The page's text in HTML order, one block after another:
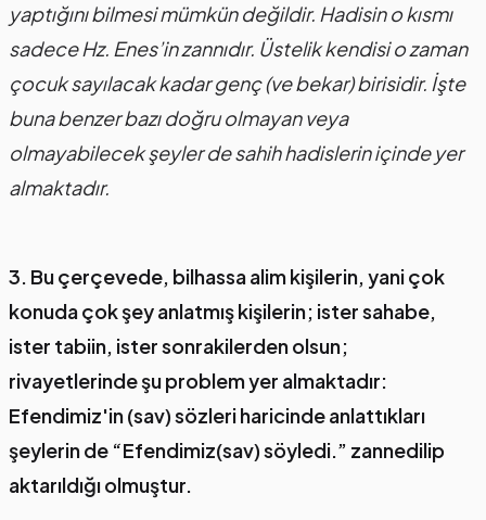
yaptığını bilmesi mümkün değildir. Hadisin o kısmı
sadece Hz. Enes’in zannıdır. Üstelik kendisi o zaman
çocuk sayılacak kadar genç (ve bekar) birisidir. İşte
buna benzer bazı doğru olmayan veya
olmayabilecek şeyler de sahih hadislerin içinde yer
almaktadır.
3. Bu çerçevede, bilhassa alim kişilerin, yani çok
konuda çok şey anlatmış kişilerin; ister sahabe,
ister tabiin, ister sonrakilerden olsun;
rivayetlerinde şu problem yer almaktadır:
Efendimiz'in (sav) sözleri haricinde anlattıkları
şeylerin de “Efendimiz(sav) söyledi.” zannedilip
aktarıldığı olmuştur.